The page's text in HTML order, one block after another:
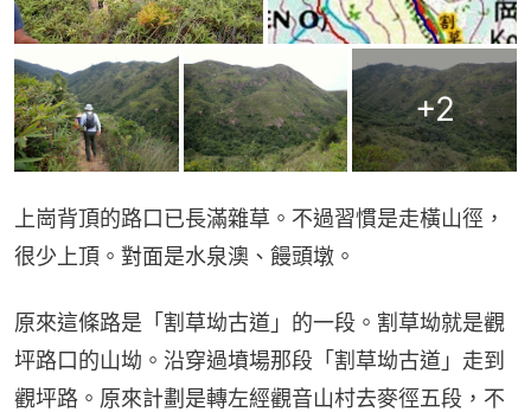
+2
上崗背頂的路口已長滿雜草。不過習慣是走橫山徑，
很少上頂。對面是水泉澳、饅頭墩。
原來這條路是「割草坳古道」的一段。割草坳就是觀
坪路口的山坳。沿穿過墳場那段「割草坳古道」走到
觀坪路。原來計劃是轉左經觀音山村去麥徑五段，不